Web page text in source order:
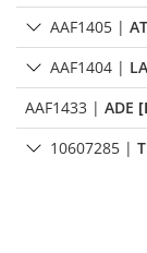
AAF1405 |
AAF1404 |
AAF1433 | ADE
10607285 |